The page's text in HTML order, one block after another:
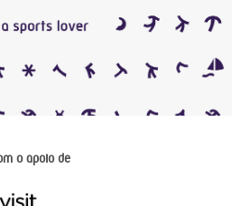
o apoio de